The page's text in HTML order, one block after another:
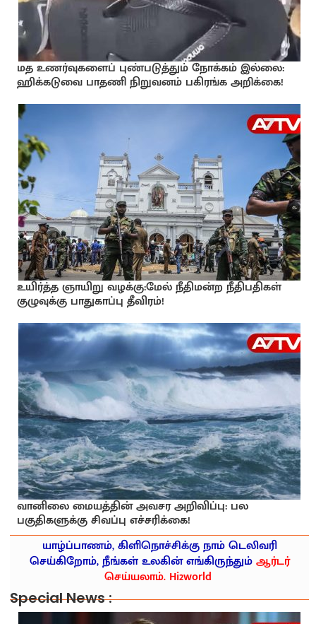
மத உணர்வுகளைப் புண்படுத்தும் நோக்கம் இல்லை:
ஹிக்கடுவை பாதணி நிறுவனம் பகிரங்க அறிக்கை!
உயிர்த்த ஞாயிறு வழக்கு:மேல் நீதிமன்ற நீதிபதிகள்
குழுவுக்கு பாதுகாப்பு தீவிரம்!
வானிலை மையத்தின் அவசர அறிவிப்பு: பல
பகுதிகளுக்கு சிவப்பு எச்சரிக்கை!
யாழ்ப்பாணம், கிளிநொச்சிக்கு நாம் டெலிவரி
செய்கிறோம், நீங்கள் உலகின் எங்கிருந்தும்ஆர்டர்
செய்யலாம். Hi2world
Special News :